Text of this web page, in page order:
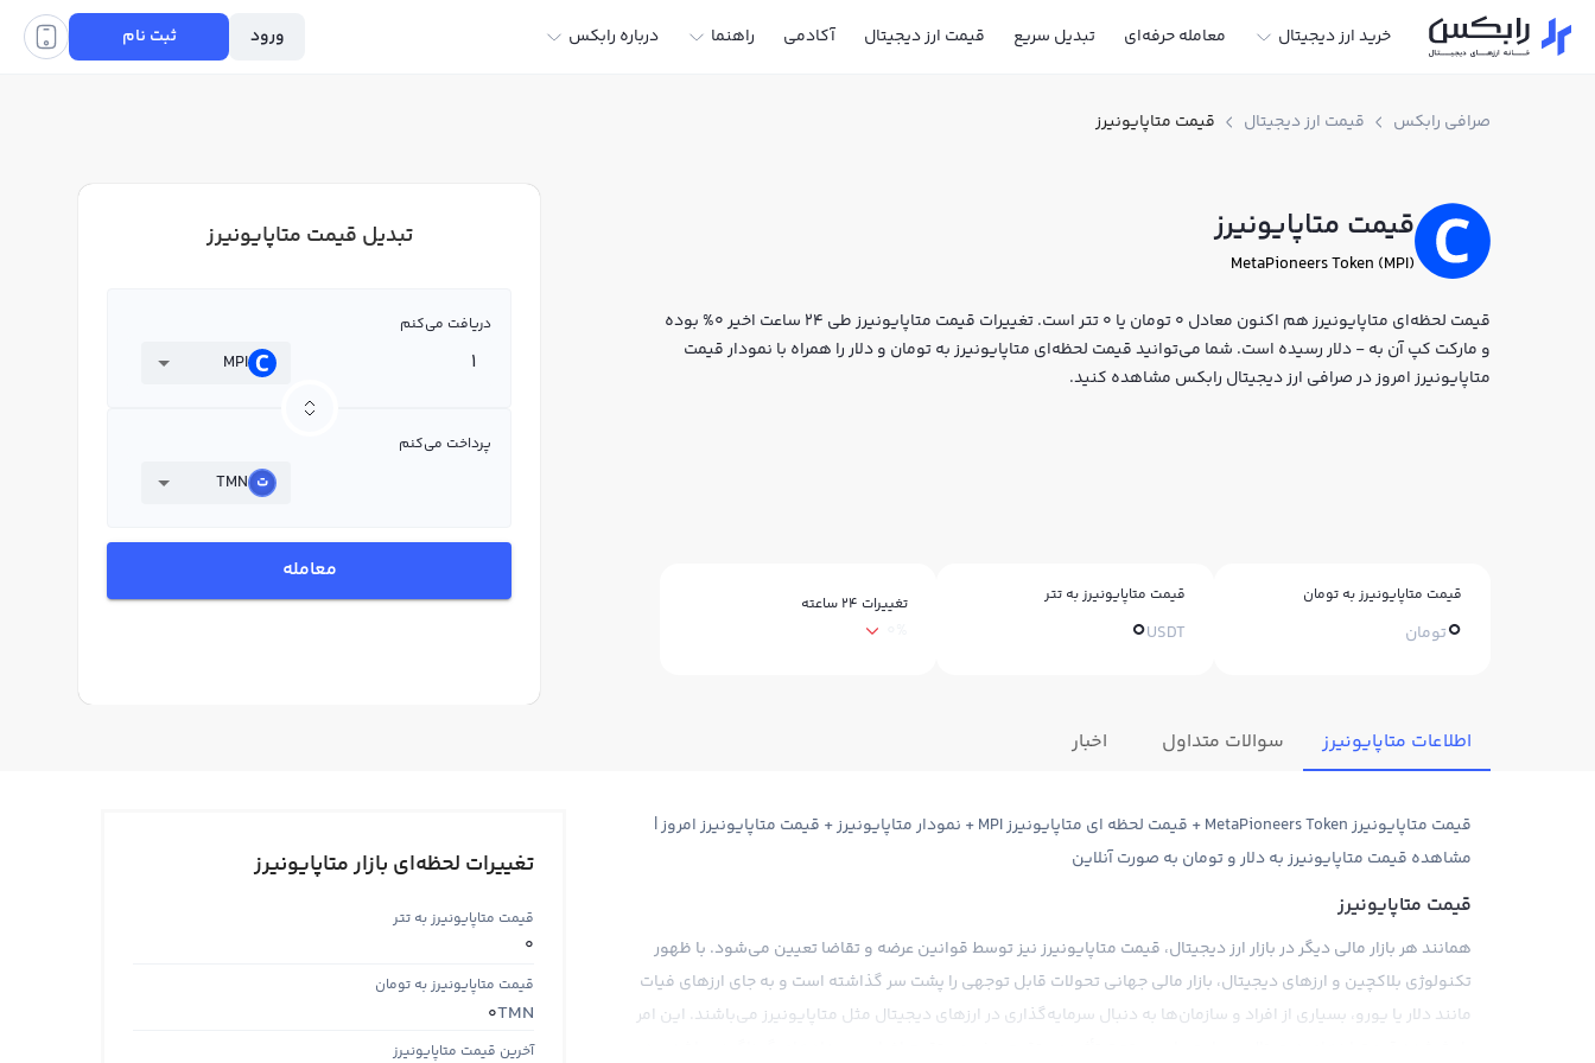
خرید ارز دیجیتال معامله حرفه‌ای تبدیل سریع قیمت ارز دیجیتال آکادمی راهنما درباره رابکس ورود ثبت نام
صرافی رابکس قیمت ارز دیجیتال قیمت متاپایونیرز
قیمت متاپایونیرز
MetaPioneers Token (MPI)
قیمت لحظه‌ای متاپایونیرز هم اکنون معادل 0 تومان یا 0 تتر است. تغییرات قیمت متاپایونیرز طی 24 ساعت اخیر 0% بوده
و مارکت کپ آن به - دلار رسیده است. شما می‌توانید قیمت لحظه‌ای متاپایونیرز به تومان و دلار را همراه با نمودار قیمت
متاپایونیرز امروز در صرافی ارز دیجیتال رابکس مشاهده کنید.
قیمت متاپایونیرز به تومان
0تومان
قیمت متاپایونیرز به تتر
0USDT
تغییرات ۲۴ ساعته
تبدیل قیمت متاپایونیرز
دریافت می‌کنم
MPI
پرداخت می‌کنم
TMN
معامله
اطلاعات متاپایونیرز سوالات متداول اخبار
قیمت متاپایونیرز MetaPioneers Token + قیمت لحظه ای متاپایونیرز MPI + نمودار متاپایونیرز + قیمت متاپایونیرز امروز |
مشاهده قیمت متاپایونیرز به دلار و تومان به صورت آنلاین
قیمت متاپایونیرز
همانند هر بازار مالی دیگر در بازار ارز دیجیتال، قیمت متاپایونیرز نیز توسط قوانین عرضه و تقاضا تعیین می‌شود. با ظهور
تکنولوژی بلاکچین و ارزهای دیجیتال، بازار مالی جهانی تحولات قابل توجهی را پشت سر گذاشته است و به جای ارزهای فیات
مانند دلار یا یورو، بسیاری از افراد و سازمان‌ها به دنبال سرمایه‌گذاری در ارزهای دیجیتال مثل متاپایونیرز می‌باشند. این امر
تغییرات لحظه‌ای بازار متاپایونیرز
قیمت متاپایونیرز به تتر
0
قیمت متاپایونیرز به تومان
TMN
0
آخرین قیمت متاپایونیرز